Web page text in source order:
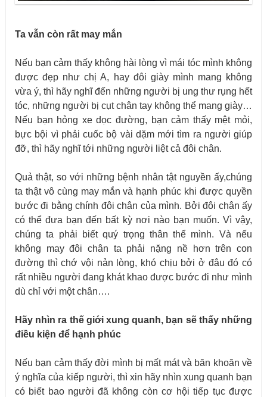
Ta vẫn còn rất may mắn
Nếu bạn cảm thấy không hài lòng vì mái tóc mình không
được đẹp như chị A, hay đôi giày mình mang không
vừa ý, thì hãy nghĩ đến những người bị ung thư rụng hết
tóc, những người bị cụt chân tay không thể mang giày…
Nếu bạn hỏng xe dọc đường, bạn cảm thấy mệt mỏi,
bực bội vì phải cuốc bộ vài dặm mới tìm ra người giúp
đỡ, thì hãy nghĩ tới những người liệt cả đôi chân.
Quả thật, so với những bệnh nhân tật nguyền ấy,chúng
ta thật vô cùng may mắn và hạnh phúc khi được quyền
bước đi bằng chính đôi chân của mình. Bởi đôi chân ấy
có thể đưa bạn đến bất kỳ nơi nào bạn muốn. Vì vậy,
chúng ta phải biết quý trọng thân thể mình. Và nếu
không may đôi chân ta phải nặng nề hơn trên con
đường thì chớ vội nản lòng, khó chịu bởi ở đâu đó có
rất nhiều người đang khát khao được bước đi như mình
dù chỉ với một chân….
Hãy nhìn ra thế giới xung quanh, bạn sẽ thấy những
điều kiện để hạnh phúc
Nếu bạn cảm thấy đời mình bị mất mát và băn khoăn về
ý nghĩa của kiếp người, thì xin hãy nhìn xung quanh bạn
có biết bao người đã không còn cơ hội tiếp tục được